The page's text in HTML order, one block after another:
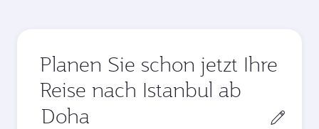
Planen Sie schon jetzt Ihre
Reise nach Istanbul ab
Abflugort